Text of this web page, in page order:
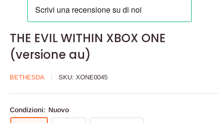
THE EVIL WITHIN XBOX ONE
(versione au)
BETHESDA SKU: XONE0045
Condizioni: Nuovo